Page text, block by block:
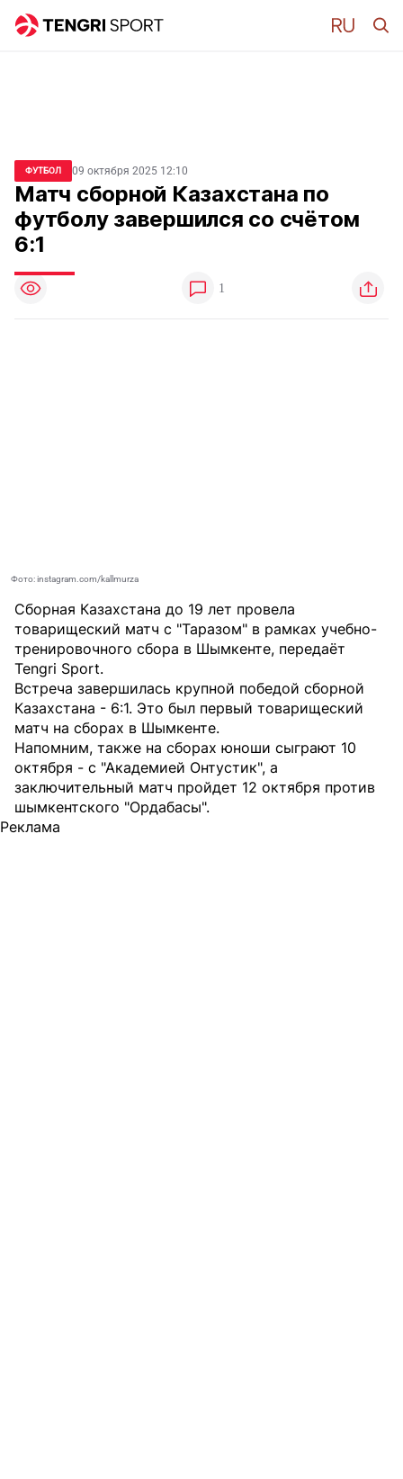
ФУТБОЛ 09 октября 2025 12:10
Матч сборной Казахстана по
футболу завершился со счётом
6:1
1
Фото: instagram.com/kallmurza
Сборная Казахстана до 19 лет провела
товарищеский матч с "Таразом" в рамках учебно-
тренировочного сбора в Шымкенте, передаёт
Tengri Sport.
Встреча завершилась крупной победой сборной
Казахстана - 6:1. Это был первый товарищеский
матч на сборах в Шымкенте.
Напомним, также на сборах юноши сыграют 10
октября - с "Академией Онтустик", а
заключительный матч пройдет 12 октября против
шымкентского "Ордабасы".
Реклама